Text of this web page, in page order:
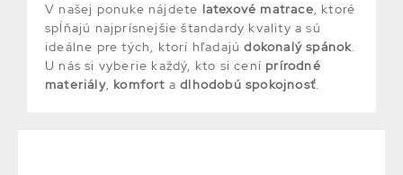
V našej ponuke nájdete latexové matrace, ktoré
spĺňajú najprísnejšie štandardy kvality a sú
ideálne pre tých, ktorí hľadajúdokonalý spánok.
U nás si vyberie každý, kto si cení prírodné
materiály, komfort adlhodobú spokojnosť.